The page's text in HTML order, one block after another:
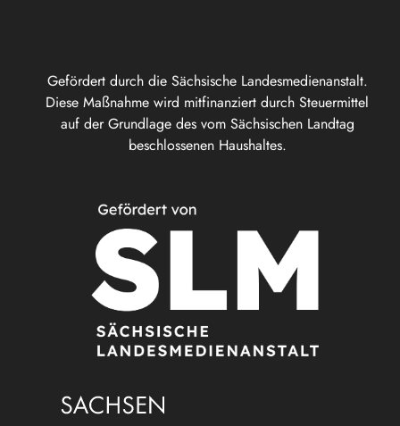
Gefördert durch die Sächsische Landesmedienanstalt.
Diese Maßnahme wird mitfinanziert durch Steuermittel
auf der Grundlage des vom Sächsischen Landtag
beschlossenen Haushaltes.